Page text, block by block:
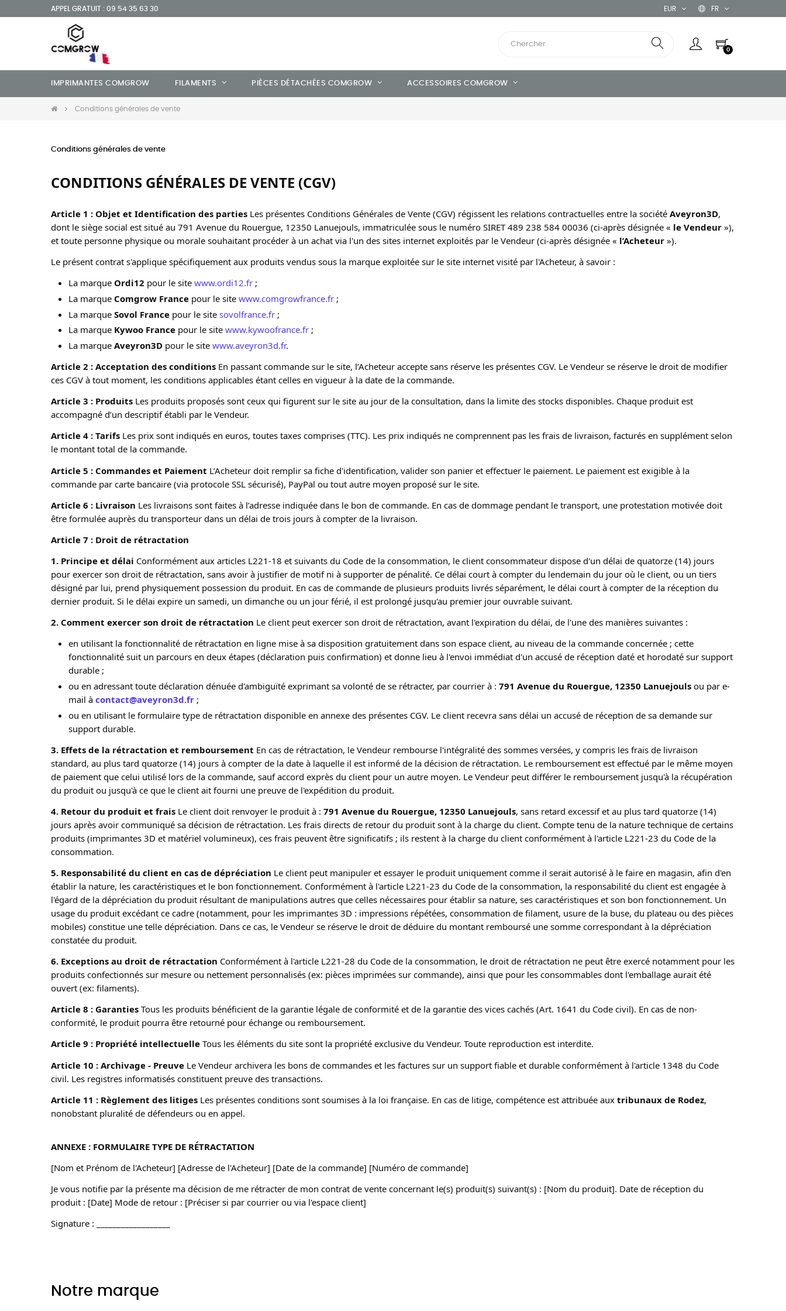
APPEL GRATUIT : 09 54 35 63 30 FR
EUR
0
IMPRIMANTES COMGROW FILAMENTS PIÈCES DÉTACHÉES COMGROW ACCESSOIRES COMGROW
Conditions générales de vente
Conditions générales de vente
CONDITIONS GÉNÉRALES DE VENTE (CGV)
Article 1 : Objet et Identification des parties Les présentes Conditions Générales de Vente (CGV) régissent les relations contractuelles entre la société Aveyron3D,
dont le siège social est situé au 791 Avenue du Rouergue, 12350 Lanuejouls, immatriculée sous le numéro SIRET 489 238 584 00036 (ci-après désignée « le Vendeur »),
et toute personne physique ou morale souhaitant procéder à un achat via l'un des sites internet exploités par le Vendeur (ci-après désignée « l’Acheteur »).
Le présent contrat s'applique spécifiquement aux produits vendus sous la marque exploitée sur le site internet visité par l'Acheteur, à savoir :
La marque Ordi12 pour le site www.ordi12.fr ;
La marque Comgrow France pour le site www.comgrowfrance.fr ;
La marque Sovol France pour le site sovolfrance.fr ;
La marque Kywoo France pour le site www.kywoofrance.fr ;
La marque Aveyron3D pour le site www.aveyron3d.fr.
Article 2 : Acceptation des conditions En passant commande sur le site, l’Acheteur accepte sans réserve les présentes CGV. Le Vendeur se réserve le droit de modifier
ces CGV à tout moment, les conditions applicables étant celles en vigueur à la date de la commande.
Article 3 : Produits Les produits proposés sont ceux qui figurent sur le site au jour de la consultation, dans la limite des stocks disponibles. Chaque produit est
accompagné d’un descriptif établi par le Vendeur.
Article 4 : Tarifs Les prix sont indiqués en euros, toutes taxes comprises (TTC). Les prix indiqués ne comprennent pas les frais de livraison, facturés en supplément selon
le montant total de la commande.
Article 5 : Commandes et Paiement L’Acheteur doit remplir sa fiche d'identification, valider son panier et effectuer le paiement. Le paiement est exigible à la
commande par carte bancaire (via protocole SSL sécurisé), PayPal ou tout autre moyen proposé sur le site.
Article 6 : Livraison Les livraisons sont faites à l’adresse indiquée dans le bon de commande. En cas de dommage pendant le transport, une protestation motivée doit
être formulée auprès du transporteur dans un délai de trois jours à compter de la livraison.
Article 7 : Droit de rétractation
1. Principe et délai Conformément aux articles L221-18 et suivants du Code de la consommation, le client consommateur dispose d'un délai de quatorze (14) jours
pour exercer son droit de rétractation, sans avoir à justifier de motif ni à supporter de pénalité. Ce délai court à compter du lendemain du jour où le client, ou un tiers
désigné par lui, prend physiquement possession du produit. En cas de commande de plusieurs produits livrés séparément, le délai court à compter de la réception du
dernier produit. Si le délai expire un samedi, un dimanche ou un jour férié, il est prolongé jusqu'au premier jour ouvrable suivant.
2. Comment exercer son droit de rétractation Le client peut exercer son droit de rétractation, avant l'expiration du délai, de l'une des manières suivantes :
en utilisant la fonctionnalité de rétractation en ligne mise à sa disposition gratuitement dans son espace client, au niveau de la commande concernée ; cette
fonctionnalité suit un parcours en deux étapes (déclaration puis confirmation) et donne lieu à l'envoi immédiat d'un accusé de réception daté et horodaté sur support
durable ;
ou en adressant toute déclaration dénuée d'ambiguïté exprimant sa volonté de se rétracter, par courrier à : 791 Avenue du Rouergue, 12350 Lanuejouls ou par e-
mail à contact@aveyron3d.fr ;
ou en utilisant le formulaire type de rétractation disponible en annexe des présentes CGV. Le client recevra sans délai un accusé de réception de sa demande sur
support durable.
3. Effets de la rétractation et remboursement En cas de rétractation, le Vendeur rembourse l'intégralité des sommes versées, y compris les frais de livraison
standard, au plus tard quatorze (14) jours à compter de la date à laquelle il est informé de la décision de rétractation. Le remboursement est effectué par le même moyen
de paiement que celui utilisé lors de la commande, sauf accord exprès du client pour un autre moyen. Le Vendeur peut différer le remboursement jusqu'à la récupération
du produit ou jusqu'à ce que le client ait fourni une preuve de l'expédition du produit.
4. Retour du produit et frais Le client doit renvoyer le produit à : 791 Avenue du Rouergue, 12350 Lanuejouls, sans retard excessif et au plus tard quatorze (14)
jours après avoir communiqué sa décision de rétractation. Les frais directs de retour du produit sont à la charge du client. Compte tenu de la nature technique de certains
produits (imprimantes 3D et matériel volumineux), ces frais peuvent être significatifs ; ils restent à la charge du client conformément à l'article L221-23 du Code de la
consommation.
5. Responsabilité du client en cas de dépréciation Le client peut manipuler et essayer le produit uniquement comme il serait autorisé à le faire en magasin, afin d'en
établir la nature, les caractéristiques et le bon fonctionnement. Conformément à l'article L221-23 du Code de la consommation, la responsabilité du client est engagée à
l'égard de la dépréciation du produit résultant de manipulations autres que celles nécessaires pour établir sa nature, ses caractéristiques et son bon fonctionnement. Un
usage du produit excédant ce cadre (notamment, pour les imprimantes 3D : impressions répétées, consommation de filament, usure de la buse, du plateau ou des pièces
mobiles) constitue une telle dépréciation. Dans ce cas, le Vendeur se réserve le droit de déduire du montant remboursé une somme correspondant à la dépréciation
constatée du produit.
6. Exceptions au droit de rétractation Conformément à l'article L221-28 du Code de la consommation, le droit de rétractation ne peut être exercé notamment pour les
produits confectionnés sur mesure ou nettement personnalisés (ex: pièces imprimées sur commande), ainsi que pour les consommables dont l'emballage aurait été
ouvert (ex: filaments).
Article 8 : Garanties Tous les produits bénéficient de la garantie légale de conformité et de la garantie des vices cachés (Art. 1641 du Code civil). En cas de non-
conformité, le produit pourra être retourné pour échange ou remboursement.
Article 9 : Propriété intellectuelle Tous les éléments du site sont la propriété exclusive du Vendeur. Toute reproduction est interdite.
Article 10 : Archivage - Preuve Le Vendeur archivera les bons de commandes et les factures sur un support fiable et durable conformément à l'article 1348 du Code
civil. Les registres informatisés constituent preuve des transactions.
Article 11 : Règlement des litiges Les présentes conditions sont soumises à la loi française. En cas de litige, compétence est attribuée aux tribunaux de Rodez,
nonobstant pluralité de défendeurs ou en appel.
ANNEXE : FORMULAIRE TYPE DE RÉTRACTATION
[Nom et Prénom de l'Acheteur] [Adresse de l'Acheteur] [Date de la commande] [Numéro de commande]
Je vous notifie par la présente ma décision de me rétracter de mon contrat de vente concernant le(s) produit(s) suivant(s) : [Nom du produit]. Date de réception du
produit : [Date] Mode de retour : [Préciser si par courrier ou via l'espace client]
Signature : __________________
Notre marque